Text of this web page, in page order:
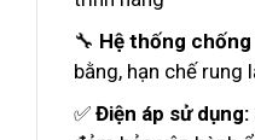
🔧 Hệ thống chống
bằng, hạn chế rung
✅ Điện áp sử dụng: